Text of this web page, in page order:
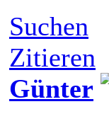
Suchen
Zitieren
Günter